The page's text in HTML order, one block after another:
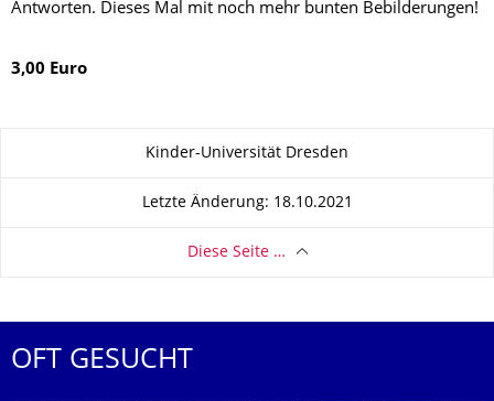
Antworten. Dieses Mal mit noch mehr bunten Bebilderungen!
3,00 Euro
Zu dieser SeiteKinder-Universität Dresden
Letzte Änderung: 18.10.2021
Diese Seite …
OFT GESUCHT